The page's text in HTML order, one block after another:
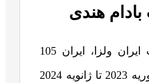
بادام هندی
بر اساس داده‌های واردات ایران ولزا، ایران 105
محموله بادام هندی طی فوریه 2023 تا ژانویه 2024